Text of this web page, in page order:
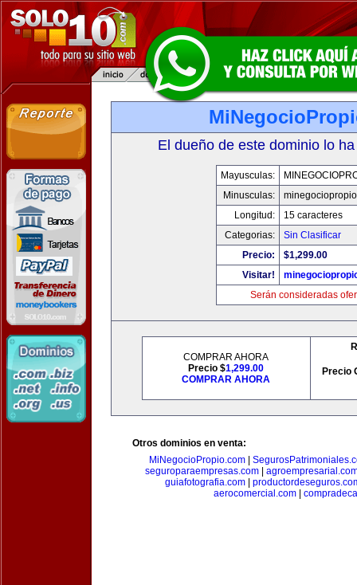
El dueño de este dominio lo
Mayusculas:
Minusculas:
Longitud:
15 caracteres
Categorias:
Sin Clasificar
Precio:
$1,299.00
Visitar!
Serán consideradas
COMPRAR AHORA
Precio $1,299.00
COMPRAR AHORA
Precio
Otros dominios en venta:
MiNegocioPropio.com|
seguroparaempresas.com
guiafotografia.com
aerocomercial.com|